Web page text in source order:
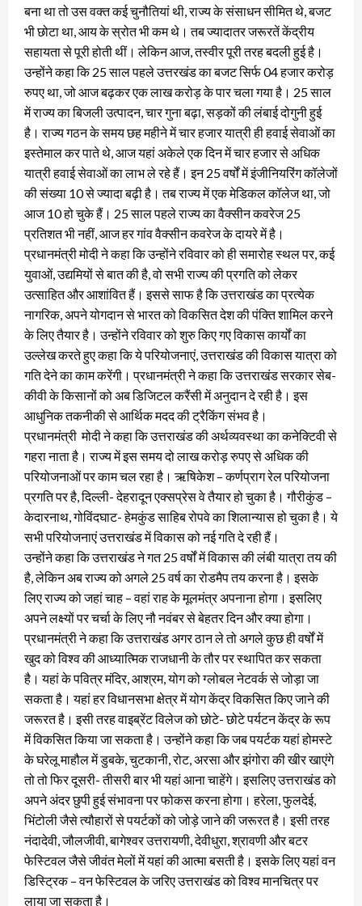
बना था तो उस वक्त कई चुनौतियां थी, राज्य के संसाधन सीमित थे, बजट
भी छोटा था, आय के स्रोत भी कम थे। तब ज्यादातर जरूरतें केंद्रीय
सहायता से पूरी होती थीं। लेकिन आज, तस्वीर पूरी तरह बदली हुई है।
उन्होंने कहा कि 25 साल पहले उत्तरखंड का बजट सिर्फ 04 हजार करोड़
रुपए था, जो आज बढ़कर एक लाख करोड़ के पार चला गया है। 25 साल
में राज्य का बिजली उत्पादन, चार गुना बढ़ा, सड़कों की लंबाई दोगुनी हुई
है। राज्य गठन के समय छह महीने में चार हजार यात्री ही हवाई सेवाओं का
इस्तेमाल कर पाते थे, आज यहां अकेले एक दिन में चार हजार से अधिक
यात्री हवाई सेवाओं का लाभ ले रहे हैं। इन 25 वर्षों में इंजीनियरिंग कॉलेजों
की संख्या 10 से ज्यादा बढ़ी है। तब राज्य में एक मेडिकल कॉलेज था, जो
आज 10 हो चुके हैं। 25 साल पहले राज्य का वैक्सीन कवरेज 25
प्रतिशत भी नहीं, आज हर गांव वैक्सीन कवरेज के दायरे में है।
प्रधानमंत्री मोदी ने कहा कि उन्होंने रविवार को ही समारोह स्थल पर, कई
युवाओं, उद्यमियों से बात की है, वो सभी राज्य की प्रगति को लेकर
उत्साहित और आशांवित हैं। इससे साफ है कि उत्तराखंड का प्रत्येक
नागरिक, अपने योगदान से भारत को विकसित देश की पंक्ति शामिल करने
के लिए तैयार है। उन्होंने रविवार को शुरु किए गए विकास कार्यों का
उल्लेख करते हुए कहा कि ये परियोजनाएं, उत्तराखंड की विकास यात्रा को
गति देने का काम करेंगी। प्रधानमंत्री ने कहा कि उत्तराखंड सरकार सेब-
कीवी के किसानों को अब डिजिटल करैंसी में अनुदान दे रही है। इस
आधुनिक तकनीकी से आर्थिक मदद की ट्रैकिंग संभव है।
प्रधानमंत्री मोदी ने कहा कि उत्तराखंड की अर्थव्यवस्था का कनेक्टिवी से
गहरा नाता है। राज्य में इस समय दो लाख करोड़ रुपए से अधिक की
परियोजनाओं पर काम चल रहा है। ऋषिकेश – कर्णप्राग रेल परियोजना
प्रगति पर है, दिल्ली- देहरादून एक्सप्रेस वे तैयार हो चुका है। गौरीकुंड –
केदारनाथ, गोविंदघाट- हेमकुंड साहिब रोपवे का शिलान्यास हो चुका है। ये
सभी परियोजनाएं उत्तराखंड में विकास को नई गति दे रही हैं।
उन्होंने कहा कि उत्तराखंड ने गत 25 वर्षों में विकास की लंबी यात्रा तय की
है, लेकिन अब राज्य को अगले 25 वर्ष का रोडमैप तय करना है। इसके
लिए राज्य को जहां चाह – वहां राह के मूलमंत्र अपनाना होगा। इसलिए
अपने लक्ष्यों पर चर्चा के लिए नौ नवंबर से बेहतर दिन और क्या होगा।
प्रधानमंत्री ने कहा कि उत्तराखंड अगर ठान ले तो अगले कुछ ही वर्षों में
खुद को विश्व की आध्यात्मिक राजधानी के तौर पर स्थापित कर सकता
है। यहां के पवित्र मंदिर, आश्रम, योग को ग्लोबल नेटवर्क से जोड़ा जा
सकता है। यहां हर विधानसभा क्षेत्र में योग केंद्र विकसित किए जाने की
जरूरत है। इसी तरह वाइब्रेंट विलेज को छोटे- छोटे पर्यटन केंद्र के रूप
में विकसित किया जा सकता है। उन्होंने कहा कि जब पयर्टक यहां होमस्टे
के घरेलू माहौल में डुबके, चुटकानी, रोट, अरसा और झंगोरा की खीर खाएंगे
तो तो फिर दूसरी- तीसरी बार भी यहां आना चाहेंगे। इसलिए उत्तराखंड को
अपने अंदर छुपी हुई संभावना पर फोकस करना होगा। हरेला, फुलदेई,
भिंटोली जैसे त्यौहारों से पयर्टकों को जोड़े जाने की जरूरत है। इसी तरह
नंदादेवी, जौलजीवी, बागेश्वर उत्तरायणी, देवीधुरा, श्रावणी और बटर
फेस्टिवल जैसे जीवंत मेलों में यहां की आत्मा बसती है। इसके लिए यहां वन
डिस्ट्रिक – वन फेस्टिवल के जरिए उत्तराखंड को विश्व मानचित्र पर
लाया जा सकता है।